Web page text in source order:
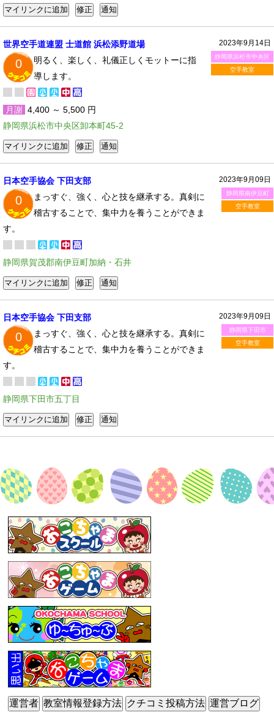
2023年9月14日
静岡県浜松市中央区
空手教室
世界空手道連盟 士道館 浜松添野道場
0
明るく、楽しく、礼儀正しくモットーに指
導します。
月謝 4,400 ～ 5,500 円
静岡県浜松市中央区卸本町45-2
2023年9月09日
静岡県南伊豆町
空手教室
日本空手協会 下田支部
0
まっすぐ、強く、心と技を継承する。真剣に
稽古することで、集中力を養うことができま
す。
静岡県賀茂郡南伊豆町加納・石井
2023年9月09日
静岡県下田市
空手教室
日本空手協会 下田支部
0
まっすぐ、強く、心と技を継承する。真剣に
稽古することで、集中力を養うことができま
す。
静岡県下田市五丁目